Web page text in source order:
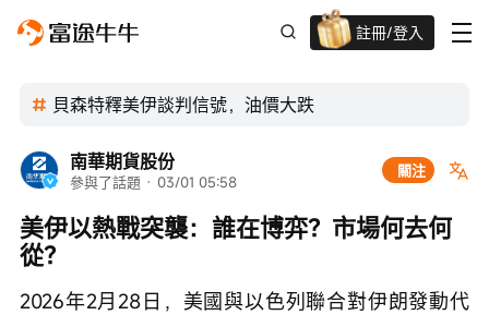
註冊/登入
迎新驚喜賞 股票/BTC等任你揀!
貝森特釋美伊談判信號，油價大跌
南華期貨股份
參與了話題 · 03/01 05:58
關注
美伊以熱戰突襲：誰在博弈？市場何去何
從？
2026年2月28日，美國與以色列聯合對伊朗發動代